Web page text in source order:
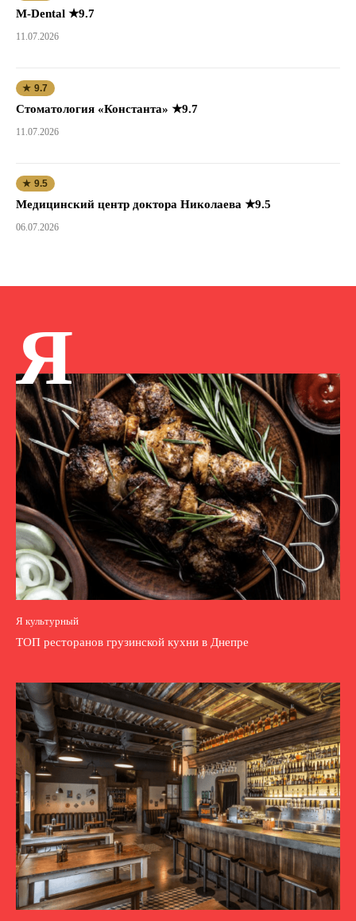
M-Dental ★9.7
11.07.2026
★ 9.7
Стоматология «Константа» ★9.7
11.07.2026
★ 9.5
Медицинский центр доктора Николаева ★9.5
06.07.2026
Я
Я культурный
ТОП ресторанов грузинской кухни в Днепре